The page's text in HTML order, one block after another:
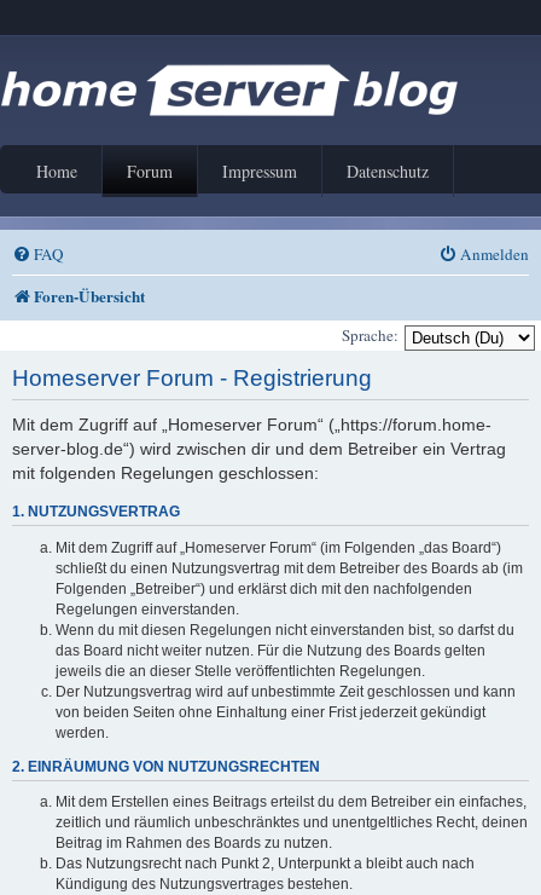
Home Forum Impressum Datenschutz
FAQ Anmelden
Foren-Übersicht
Sprache:
Homeserver Forum - Registrierung
Mit dem Zugriff auf „Homeserver Forum“ („https://forum.home-
server-blog.de“) wird zwischen dir und dem Betreiber ein Vertrag
mit folgenden Regelungen geschlossen:
1. NUTZUNGSVERTRAG
Mit dem Zugriff auf „Homeserver Forum“ (im Folgenden „das Board“)
schließt du einen Nutzungsvertrag mit dem Betreiber des Boards ab (im
Folgenden „Betreiber“) und erklärst dich mit den nachfolgenden
Regelungen einverstanden.
Wenn du mit diesen Regelungen nicht einverstanden bist, so darfst du
das Board nicht weiter nutzen. Für die Nutzung des Boards gelten
jeweils die an dieser Stelle veröffentlichten Regelungen.
Der Nutzungsvertrag wird auf unbestimmte Zeit geschlossen und kann
von beiden Seiten ohne Einhaltung einer Frist jederzeit gekündigt
werden.
2. EINRÄUMUNG VON NUTZUNGSRECHTEN
Mit dem Erstellen eines Beitrags erteilst du dem Betreiber ein einfaches,
zeitlich und räumlich unbeschränktes und unentgeltliches Recht, deinen
Beitrag im Rahmen des Boards zu nutzen.
Das Nutzungsrecht nach Punkt 2, Unterpunkt a bleibt auch nach
Kündigung des Nutzungsvertrages bestehen.